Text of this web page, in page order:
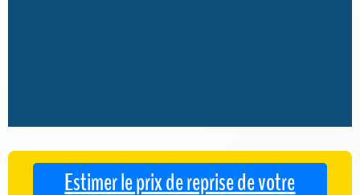
Estimer le prix de reprise de votre